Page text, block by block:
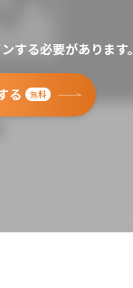
する必要があります。
る 無料